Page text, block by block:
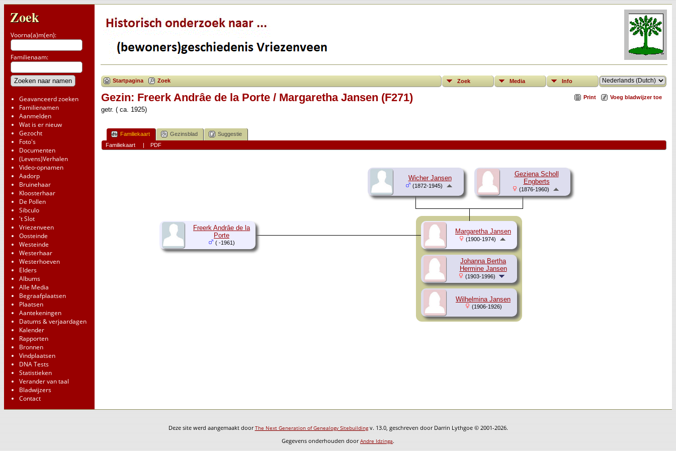
Zoek
Voorna(a)m(en):
Familienaam:
Geavanceerd zoeken
Familienamen
Aanmelden
Wat is er nieuw
Gezocht
Foto's
Documenten
(Levens)Verhalen
Video-opnamen
Aadorp
Bruinehaar
Kloosterhaar
De Pollen
Sibculo
't Slot
Vriezenveen
Oosteinde
Westeinde
Westerhaar
Westerhoeven
Elders
Albums
Alle Media
Begraafplaatsen
Plaatsen
Aantekeningen
Datums & verjaardagen
Kalender
Rapporten
Bronnen
Vindplaatsen
DNA Tests
Statistieken
Verander van taal
Bladwijzers
Contact
Startpagina Zoek Zoek Media Info
Print Voeg bladwijzer toe
Gezin: Freerk Andrâe de la Porte / Margaretha Jansen (F271)
getr. ( ca. 1925)
Familiekaart Gezinsblad
Suggestie
Familiekaart
| PDF
Wicher Jansen
(1872-1945)
Geziena Scholl
Engberts
(1876-1960)
Johanna Bertha
Hermine Jansen
(1903-1996)
Wilhelmina Jansen
(1906-1926)
Freerk Andrâe de la
Porte
( -1961)
Margaretha Jansen
(1900-1974)
Deze site werd aangemaakt doorThe Next Generation of Genealogy Sitebuildingv. 13.0, geschreven door Darrin Lythgoe © 2001-2026.
Gegevens onderhouden doorAndre Idzinga.